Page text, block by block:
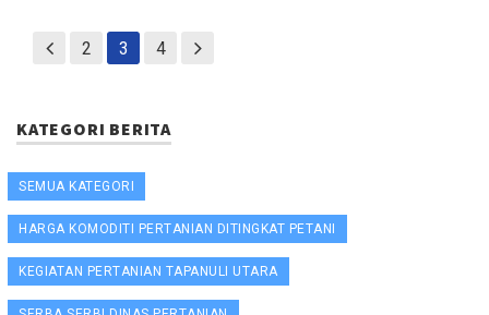
2 3 4
KATEGORI BERITA
SEMUA KATEGORI
HARGA KOMODITI PERTANIAN DITINGKAT PETANI
KEGIATAN PERTANIAN TAPANULI UTARA